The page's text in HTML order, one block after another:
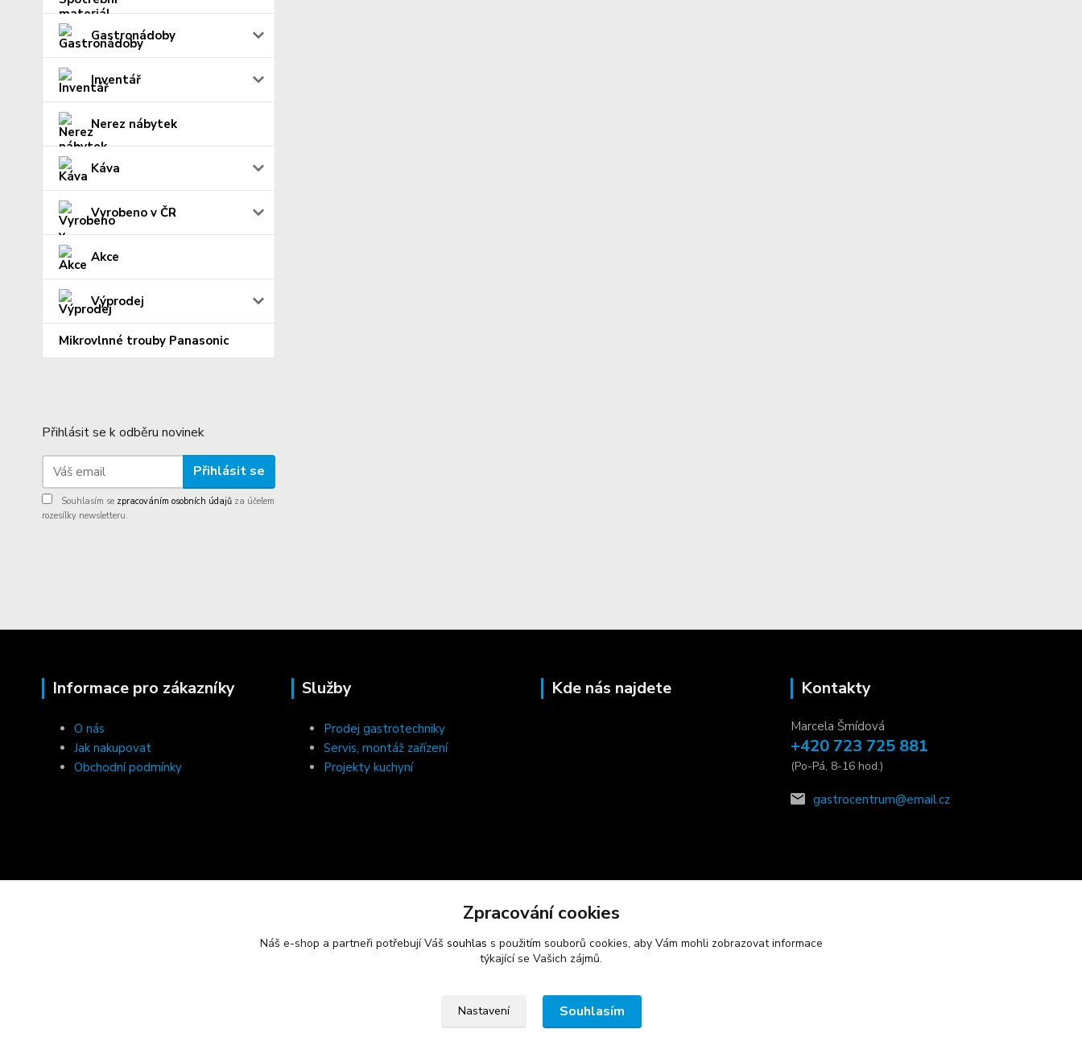
Gastronádoby
Inventář
Nerez nábytek
Káva
Vyrobeno v ČR
Akce
Výprodej
Mikrovlnné trouby Panasonic
Přihlásit se k odběru novinek
Přihlásit se
Souhlasím se zpracováním osobních údajů za účelem
rozesílky newsletteru.
Informace pro zákazníky
O nás
Jak nakupovat
Obchodní podmínky
Služby
Prodej gastrotechniky
Servis, montáž zařízení
Projekty kuchyní
Kde nás najdete Kontakty
Marcela Šmídová
+420 723 725 881
(Po-Pá, 8-16 hod.)
gastrocentrum@email.cz
Zpracování cookies
Náš e-shop a partneři potřebují Váš souhlas s použitím souborů cookies, aby Vám mohli zobrazovat informace
týkající se Vašich zájmů.
Nastavení Souhlasím